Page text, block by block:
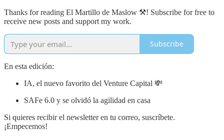
Thanks for reading El Martillo de Maslow ⚒️! Subscribe for free to
receive new posts and support my work.
Subscribe
En esta edición:
IA, el nuevo favorito del Venture Capital 💸
SAFe 6.0 y se olvidó la agilidad en casa
Si quieres recibir el newsletter en tu correo, suscríbete.
¡Empecemos!